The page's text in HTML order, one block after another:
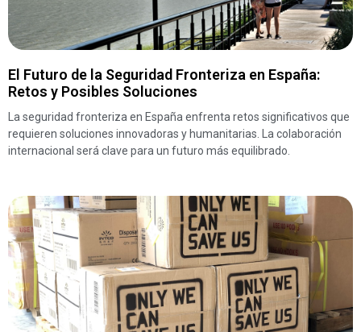
El Futuro de la Seguridad Fronteriza en España:
Retos y Posibles Soluciones
La seguridad fronteriza en España enfrenta retos significativos que
requieren soluciones innovadoras y humanitarias. La colaboración
internacional será clave para un futuro más equilibrado.